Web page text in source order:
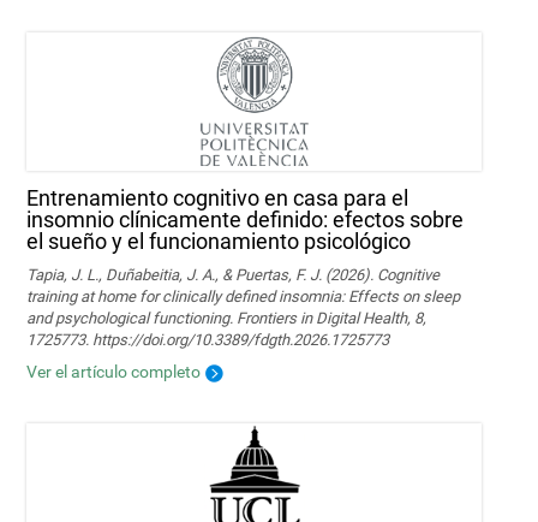
Entrenamiento cognitivo en casa para el
insomnio clínicamente definido: efectos sobre
el sueño y el funcionamiento psicológico
Tapia, J. L., Duñabeitia, J. A., & Puertas, F. J. (2026). Cognitive
training at home for clinically defined insomnia: Effects on sleep
and psychological functioning. Frontiers in Digital Health, 8,
1725773. https://doi.org/10.3389/fdgth.2026.1725773
Ver el artículo completo